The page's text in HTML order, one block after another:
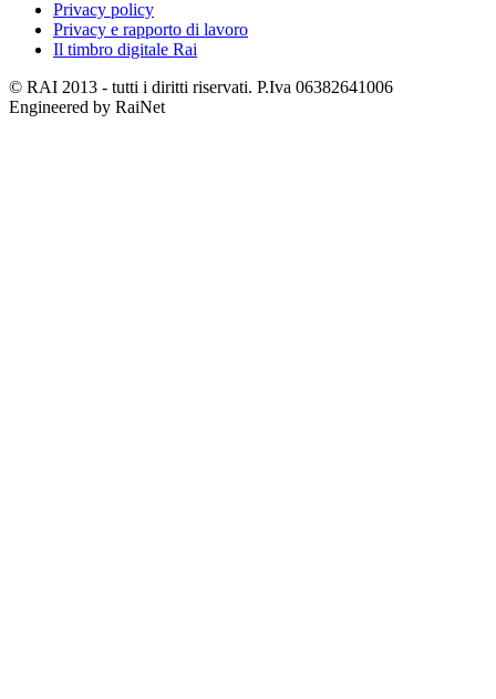
Privacy policy
Privacy e rapporto di lavoro
Il timbro digitale Rai
© RAI 2013 - tutti i diritti riservati. P.Iva 06382641006
Engineered by RaiNet